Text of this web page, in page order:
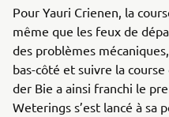
Pour Yauri Crienen, la
même que les feux de
des problèmes
bas-côté et suivre la
der Bie a ainsi franchi le
Weterings s’est lancé à sa